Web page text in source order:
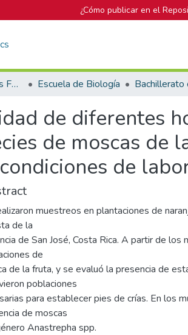
¿Cómo publicar en el
Biblioteca José Figueres Ferrer Escuela de Biología
de diferentes
de moscas de
de
muestreos en plantaciones de
de la
de San José, Costa Rica. A partir de
de
de la fruta, y se evaluó la presencia de
poblaciones
para establecer pies de crías. En los
de moscas
Anastrepha spp.